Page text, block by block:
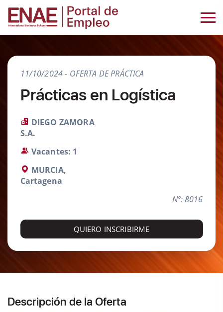
11/10/2024 - OFERTA DE PRÁCTICA
Prácticas en Logística
DIEGO ZAMORA
S.A.
Vacantes: 1
MURCIA,
Cartagena
Nº: 8016
QUIERO INSCRIBIRME
Descripción de la Oferta